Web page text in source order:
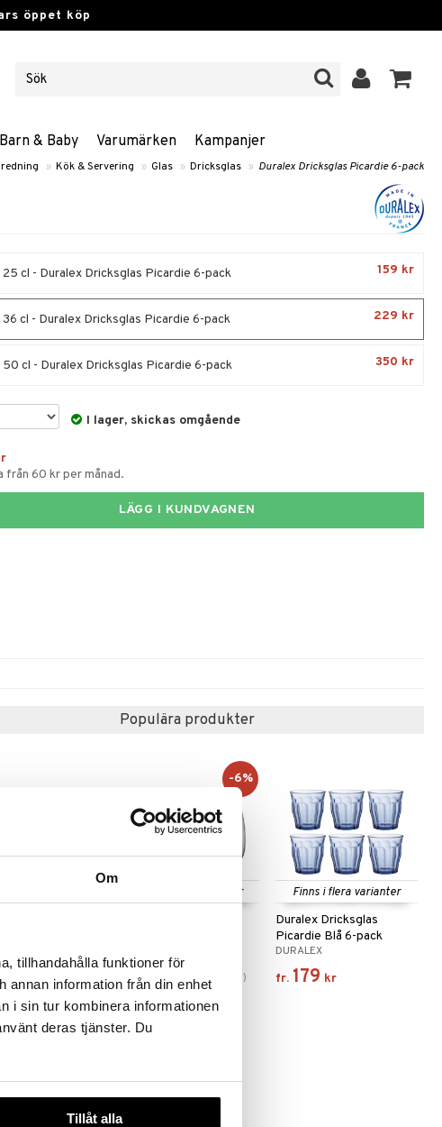
Om
tillhandahålla funktioner för
annan information från din enhet
i sin tur kombinera informationen
deras tjänster. Du
Tillåt alla
öppet köp
& Baby Varumärken Kampanjer
» Kök & Servering » Glas » Dricksglas » Duralex Dricksglas Picardie 6-pack
25 cl - Duralex Dricksglas Picardie 6-pack 159 kr
36 cl - Duralex Dricksglas Picardie 6-pack 229 kr
50 cl - Duralex Dricksglas Picardie 6-pack 350 kr
I lager, skickas omgående
från 60 kr per månad.
LÄGG I KUNDVAGNEN
Populära produkter
kr
Finns i flera varianter
fr.295 kr ord. )
-6%
Finns i flera varianter
Duralex Dricksglas
Picardie Blå 6-pack
DURALEX
fr. 179 kr